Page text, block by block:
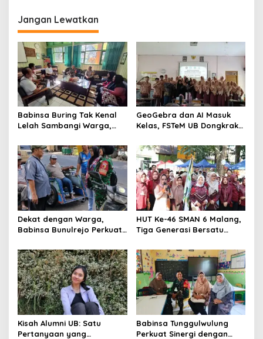
n
Jangan Lewatkan
Babinsa Buring Tak Kenal
Lelah Sambangi Warga,
Jaga Kamtibmas
GeoGebra dan AI Masuk
Kelas, FSTeM UB Dongkrak
SMAN 1 Krembung
Dekat dengan Warga,
Babinsa Bunulrejo Perkuat
HUT Ke-46 SMAN 6 Malang,
Tiga Generasi Bersatu
Kebersamaan, ini Kata
Untari
Kisah Alumni UB: Satu
Pertanyaan yang
Babinsa Tunggulwulung
Perkuat Sinergi dengan